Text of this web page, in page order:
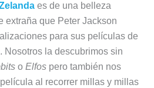
es de una belleza
extraña que Peter Jackson
para sus películas de
. Nosotros la descubrimos sin
o Elfospero también nos
al recorrer millas y millas